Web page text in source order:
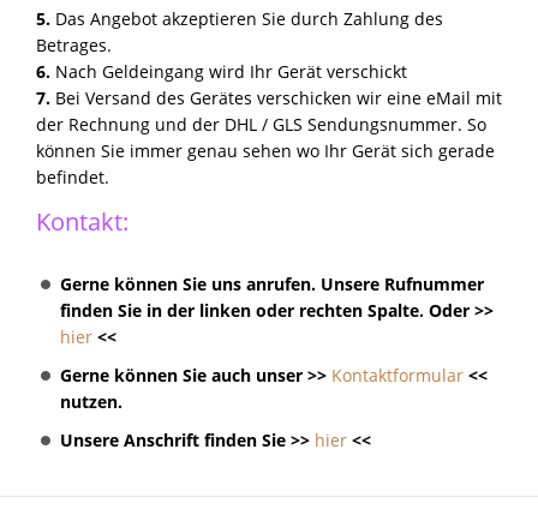
5. Das Angebot akzeptieren Sie durch Zahlung des
Betrages.
6. Nach Geldeingang wird Ihr Gerät verschickt
7. Bei Versand des Gerätes verschicken wir eine eMail mit
der Rechnung und der DHL / GLS Sendungsnummer. So
können Sie immer genau sehen wo Ihr Gerät sich gerade
befindet.
Kontakt:
Gerne können Sie uns anrufen. Unsere Rufnummer
finden Sie in der linken oder rechten Spalte. Oder >>
hier <<
Gerne können Sie auch unser >> Kontaktformular <<
nutzen.
Unsere Anschrift finden Sie >> hier <<